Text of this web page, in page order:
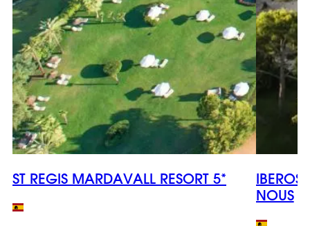
ST REGIS MARDAVALL RESORT 5*
NOUS